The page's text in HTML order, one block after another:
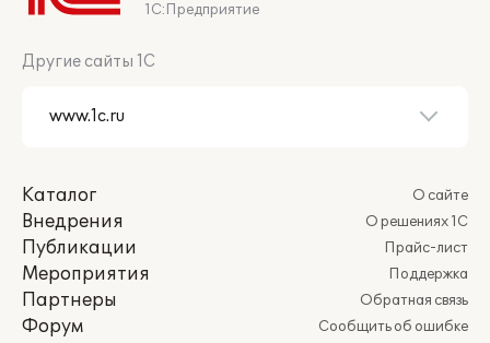
1С:Предприятие
Другие сайты 1С
Каталог
Внедрения
Публикации
Мероприятия
Партнеры
Форум
О сайте
О решениях 1С
Прайс-лист
Поддержка
Обратная связь
Сообщить об ошибке